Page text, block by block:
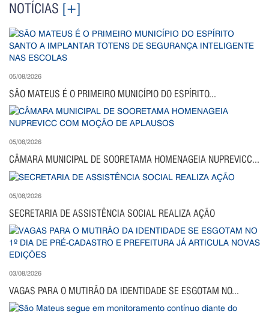
NOTÍCIAS [+]
05/08/2026
SÃO MATEUS É O PRIMEIRO MUNICÍPIO DO ESPÍRITO...
05/08/2026
CÂMARA MUNICIPAL DE SOORETAMA HOMENAGEIA NUPREVICC...
05/08/2026
SECRETARIA DE ASSISTÊNCIA SOCIAL REALIZA AÇÃO
03/08/2026
VAGAS PARA O MUTIRÃO DA IDENTIDADE SE ESGOTAM NO...